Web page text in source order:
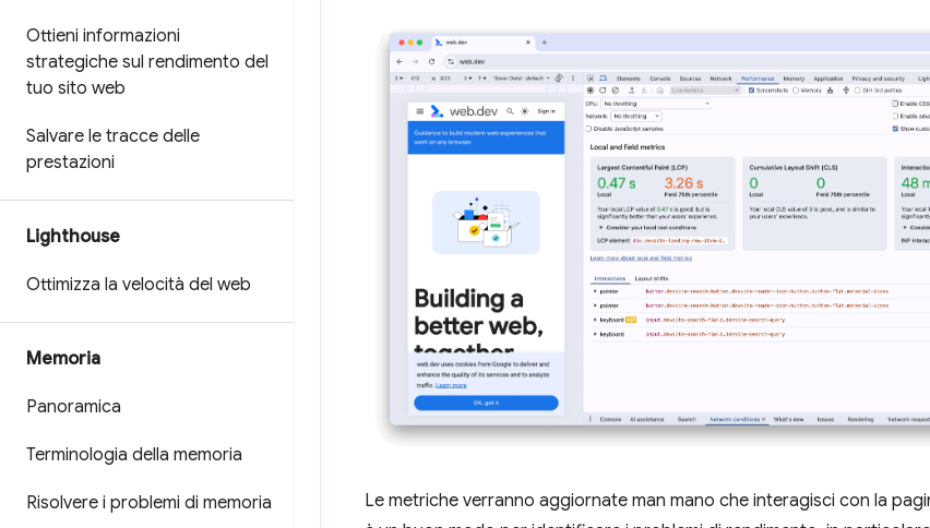
Ottieni informazioni
strategiche sul rendimento del
tuo sito web
Salvare le tracce delle
prestazioni
Lighthouse
Ottimizza la velocità del web
Memoria
Panoramica
Terminologia della memoria
Risolvere i problemi di memoria
Le metriche verranno aggiornate man mano che interagisci con la